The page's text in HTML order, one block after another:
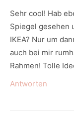
Sehr cool! Hab
Spiegel gesehen
IKEA? Nur um
auch bei mir
Rahmen! Tolle
Antworten